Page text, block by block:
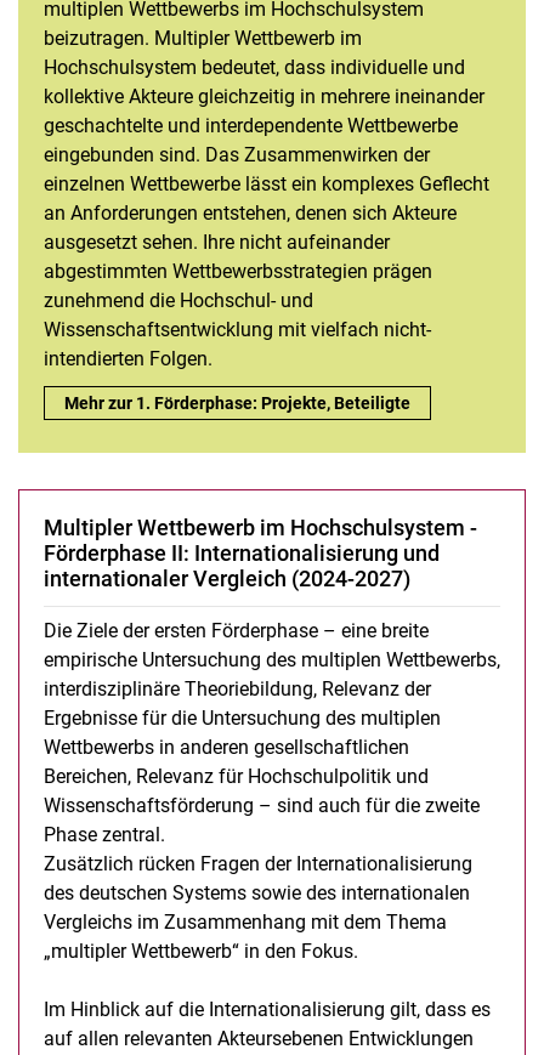
multiplen Wettbewerbs im Hochschulsystem
beizutragen. Multipler Wettbewerb im
Hochschulsystem bedeutet, dass individuelle und
kollektive Akteure gleichzeitig in mehrere ineinander
geschachtelte und interdependente Wettbewerbe
eingebunden sind. Das Zusammenwirken der
einzelnen Wettbewerbe lässt ein komplexes Geflecht
an Anforderungen entstehen, denen sich Akteure
ausgesetzt sehen. Ihre nicht aufeinander
abgestimmten Wettbewerbsstrategien prägen
zunehmend die Hochschul- und
Wissenschaftsentwicklung mit vielfach nicht-
intendierten Folgen.
Multipler Wettbewerb im Hochschulystem - Förderphase I
Mehr zur 1. Förderphase: Projekte, Beteiligte
Multipler Wettbewerb im Hochschulsystem -
Förderphase II: Internationalisierung und
internationaler Vergleich (2024-2027)
Die Ziele der ersten Förderphase – eine breite
empirische Untersuchung des multiplen Wettbewerbs,
interdisziplinäre Theoriebildung, Relevanz der
Ergebnisse für die Untersuchung des multiplen
Wettbewerbs in anderen gesellschaftlichen
Bereichen, Relevanz für Hochschulpolitik und
Wissenschaftsförderung – sind auch für die zweite
Phase zentral.
Zusätzlich rücken Fragen der Internationalisierung
des deutschen Systems sowie des internationalen
Vergleichs im Zusammenhang mit dem Thema
„multipler Wettbewerb“ in den Fokus.
Im Hinblick auf die Internationalisierung gilt, dass es
auf allen relevanten Akteursebenen Entwicklungen